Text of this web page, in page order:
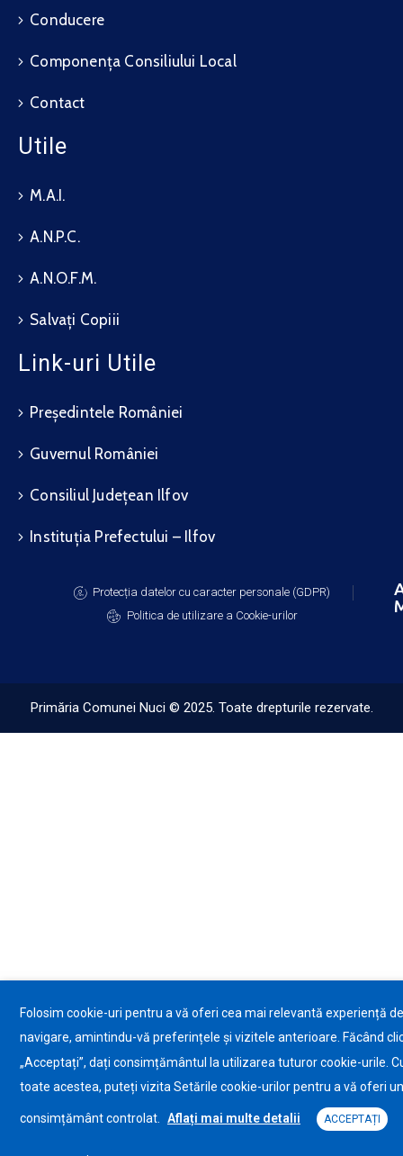
Conducere
Componența Consiliului Local
Contact
Utile
M.A.I.
A.N.P.C.
A.N.O.F.M.
Salvați Copiii
Link-uri Utile
Președintele României
Guvernul României
Consiliul Județean Ilfov
Instituția Prefectului – Ilfov
Protecția datelor cu caracter personale (GDPR)
Politica de utilizare a Cookie-urilor
Primăria Comunei Nuci © 2025. Toate drepturile rezervate.
Folosim cookie-uri pentru a vă oferi cea mai relevantă experiență de
navigare, amintindu-vă preferințele și vizitele anterioare. Făcând
„Acceptați”, dați consimțământul la utilizarea tuturor cookie-urile.
toate acestea, puteți vizita Setările cookie-urilor pentru a vă oferi un
consimțământ controlat. Aflați mai multe detalii ACCEPTAȚI